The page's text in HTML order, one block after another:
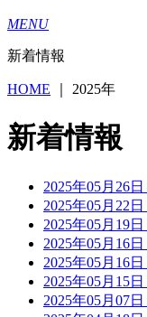
MENU
新着情報
HOME 2025年
新着情報
2025年05月26日
2025年05月22日
2025年05月19日
2025年05月16日
2025年05月16日
2025年05月15日
2025年05月07日